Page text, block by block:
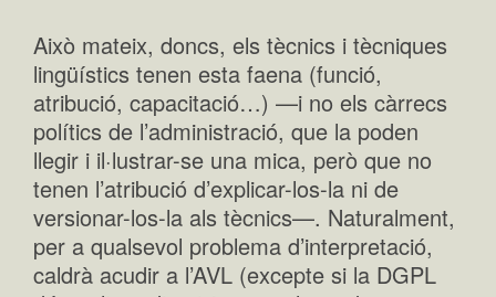
Això mateix, doncs, els tècnics i tècniques
lingüístics tenen esta faena (funció,
atribució, capacitació…) —i no els càrrecs
polítics de l’administració, que la poden
llegir i il·lustrar-se una mica, però que no
tenen l’atribució d’explicar-los-la ni de
versionar-los-la als tècnics—. Naturalment,
per a qualsevol problema d’interpretació,
caldrà acudir a l’AVL (excepte si la DGPL